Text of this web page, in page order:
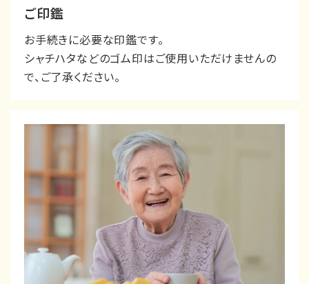
ご印鑑
お手続きに必要な印鑑です。
シャチハタなどのゴム印はご使用いただけませんの
で、ご了承ください。